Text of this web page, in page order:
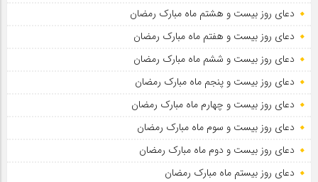
دعای روز بیست و هشتم ماه مبارک رمضان
دعای روز بیست و هفتم ماه مبارک رمضان
دعای روز بیست و ششم ماه مبارک رمضان
دعای روز بیست و پنجم ماه مبارک رمضان
دعای روز بیست و چهارم ماه مبارک رمضان
دعای روز بیست و سوم ماه مبارک رمضان
دعای روز بیست و دوم ماه مبارک رمضان
دعای روز بیستم ماه مبارک رمضان